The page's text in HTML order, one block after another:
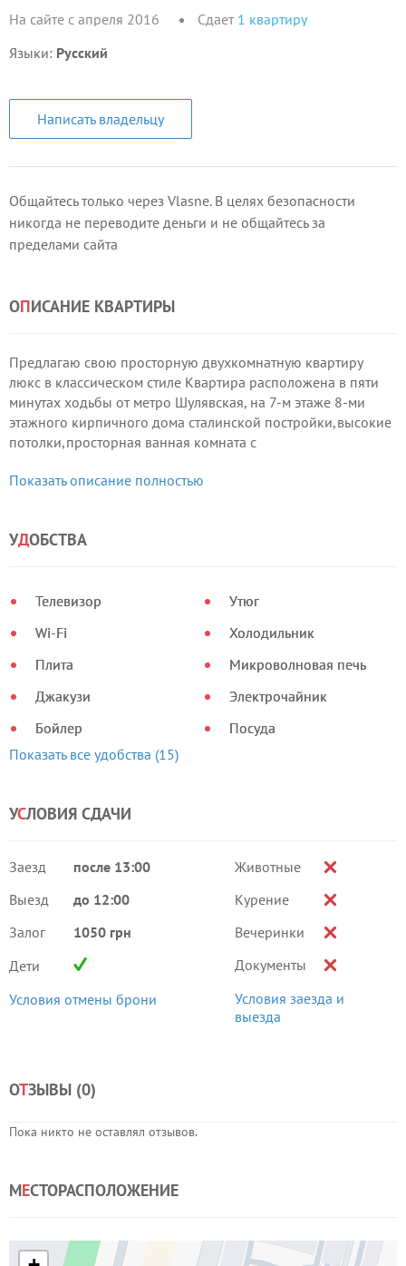
На сайте с апреля 2016 Сдает 1 квартиру
Языки: Русский
Написать владельцу
Общайтесь только через Vlasne. В целях безопасности
никогда не переводите деньги и не общайтесь за
пределами сайта
ОПИСАНИЕ КВАРТИРЫ
Предлагаю свою просторную двухкомнатную квартиру
люкс в классическом стиле Квартира расположена в пяти
минутах ходьбы от метро Шулявская, на 7-м этаже 8-ми
этажного кирпичного дома сталинской постройки,высокие
потолки,просторная ванная комната с
TV,Интернет: беспроводной (Wi-Fi)
Показать описание полностью
УДОБСТВА
Телевизор
Wi-Fi
Плита
Джакузи
Бойлер
Утюг
Холодильник
Микроволновая печь
Электрочайник
Посуда
Показать все удобства (15)
УСЛОВИЯ СДАЧИ
Заезд
после 13:00
Выезд
до 12:00
Залог
1050 грн
Дети
Условия отмены брони
Животные
Курение
Вечеринки
Документы
Условия заезда и
выезда
ОТЗЫВЫ (0)
Пока никто не оставлял отзывов.
МЕСТОРАСПОЛОЖЕНИЕ